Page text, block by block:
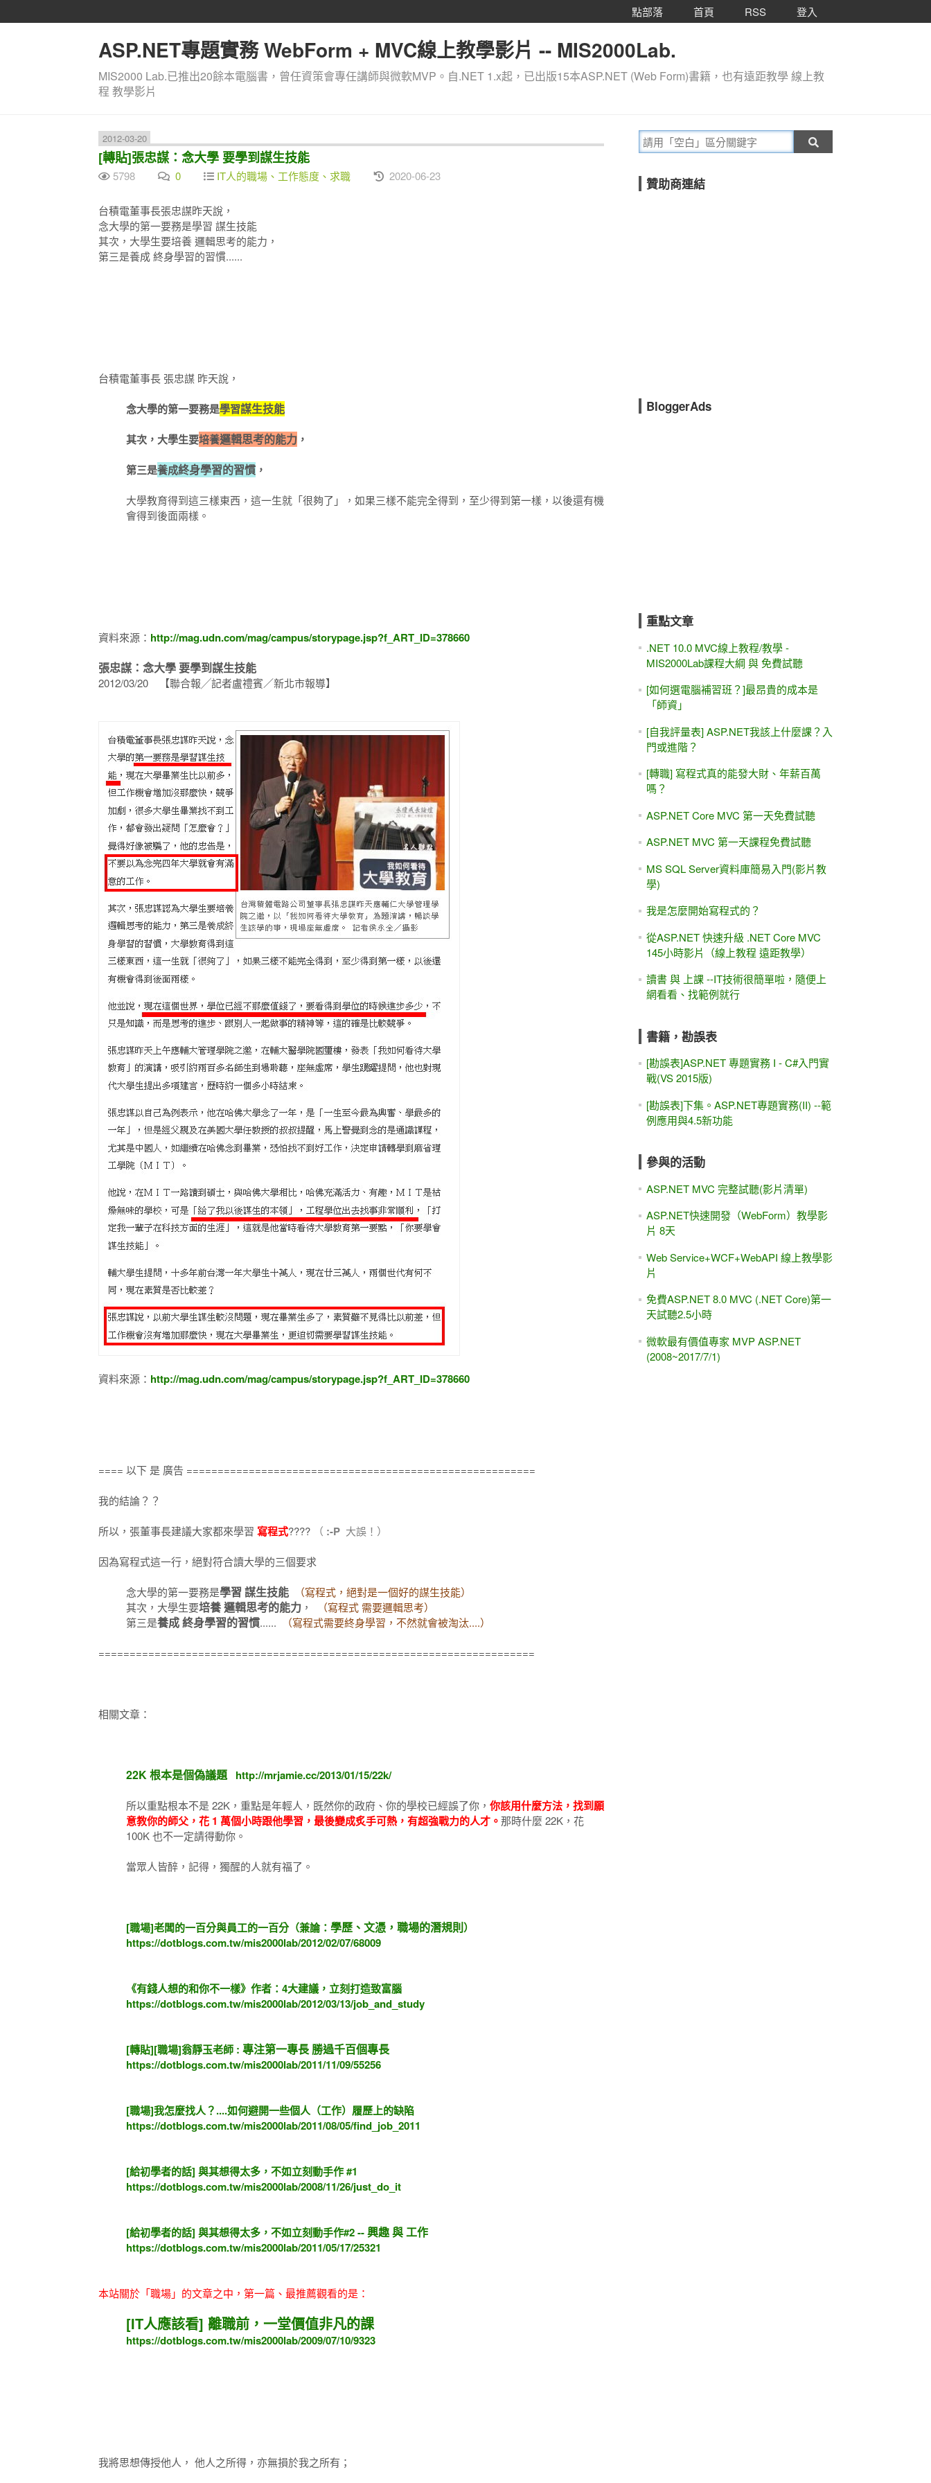
點部落 首頁 RSS 登入
ASP.NET專題實務 WebForm + MVC線上教學影片 -- MIS2000Lab.
MIS2000 Lab.已推出20餘本電腦書，曾任資策會專任講師與微軟MVP。自.NET 1.x起，已出版15本ASP.NET (Web Form)書籍，也有遠距教學 線上教
程 教學影片
2012-03-20
[轉貼]張忠謀：念大學 要學到謀生技能
5798 0 IT人的職場、工作態度、求職 2020-06-23
台積電董事長張忠謀昨天說，
念大學的第一要務是學習 謀生技能
其次，大學生要培養 邏輯思考的能力，
第三是養成 終身學習的習慣......
台積電董事長 張忠謀 昨天說，
念大學的第一要務是學習謀生技能
其次，大學生要培養邏輯思考的能力 ，
第三是養成終身學習的習慣 ，
大學教育得到這三樣東西，這一生就「很夠了」，如果三樣不能完全得到，至少得到第一樣，以後還有機
會得到後面兩樣。
資料來源： http://mag.udn.com/mag/campus/storypage.jsp?f_ART_ID=378660
張忠謀：念大學 要學到謀生技能
2012/03/20 【聯合報╱記者盧禮賓／新北市報導】
資料來源： http://mag.udn.com/mag/campus/storypage.jsp?f_ART_ID=378660
==== 以下 是 廣告 ========================================================
我的結論？？
所以，張董事長建議大家都來學習 寫程式???? （ :-P 大誤！）
因為寫程式這一行，絕對符合讀大學的三個要求
念大學的第一要務是學習 謀生技能
（寫程式，絕對是一個好的謀生技能）
其次，大學生要培養 邏輯思考的能力 ，
（寫程式 需要邏輯思考）
第三是養成 終身學習的習慣...... （寫程式需要終身學習，不然就會被淘汰....）
======================================================================
相關文章：
22K 根本是個偽議題 http://mrjamie.cc/2013/01/15/22k/
所以重點根本不是 22K，重點是年輕人，既然你的政府、你的學校已經誤了你， 你該用什麼方法，找到願
意教你的師父，花 1 萬個小時跟他學習，最後變成炙手可熱，有超強戰力的人才。那時什麼 22K，花
100K 也不一定請得動你。
當眾人皆醉，記得，獨醒的人就有福了。
[職場]老闆的一百分與員工的一百分（兼論： 學歷、文憑，職場的潛規則）
https://dotblogs.com.tw/mis2000lab/2012/02/07/68009
《有錢人想的和你不一樣》作者：4大建議，立刻打造致富腦
https://dotblogs.com.tw/mis2000lab/2012/03/13/job_and_study
[轉貼][職場]翁靜玉老師 : 專注第一專長 勝過千百個專長
https://dotblogs.com.tw/mis2000lab/2011/11/09/55256
[職場]我怎麼找人？....如何避開一些個人（工作）履歷上的缺陷
https://dotblogs.com.tw/mis2000lab/2011/08/05/find_job_2011
[給初學者的話] 與其想得太多，不如立刻動手作 #1
https://dotblogs.com.tw/mis2000lab/2008/11/26/just_do_it
[給初學者的話] 與其想得太多，不如立刻動手作#2 --興趣 與 工作
https://dotblogs.com.tw/mis2000lab/2011/05/17/25321
本站關於「職場」的文章之中，第一篇、最推薦觀看的是：
[IT人應該看] 離職前，一堂價值非凡的課
https://dotblogs.com.tw/mis2000lab/2009/07/10/9323
我將思想傳授他人， 他人之所得，亦無損於我之所有；
贊助商連結
BloggerAds
重點文章
.NET 10.0 MVC線上教程/教學 -
MIS2000Lab課程大綱 與 免費試聽
[如何選電腦補習班？]最昂貴的成本是
「師資」
[自我評量表] ASP.NET我該上什麼課？入
門或進階？
[轉職] 寫程式真的能發大財、年薪百萬
嗎？
ASP.NET Core MVC 第一天免費試聽
ASP.NET MVC 第一天課程免費試聽
MS SQL Server資料庫簡易入門(影片教
學)
我是怎麼開始寫程式的？
從ASP.NET 快速升級 .NET Core MVC
145小時影片（線上教程 遠距教學）
讀書 與 上課 --IT技術很簡單啦，隨便上
網看看、找範例就行
書籍，勘誤表
[勘誤表]ASP.NET 專題實務 I - C#入門實
戰(VS 2015版)
[勘誤表]下集。ASP.NET專題實務(II) --範
例應用與4.5新功能
參與的活動
ASP.NET MVC 完整試聽(影片清單)
ASP.NET快速開發（WebForm）教學影
片 8天
Web Service+WCF+WebAPI 線上教學影
片
免費ASP.NET 8.0 MVC (.NET Core)第一
天試聽2.5小時
微軟最有價值專家 MVP ASP.NET
(2008~2017/7/1)